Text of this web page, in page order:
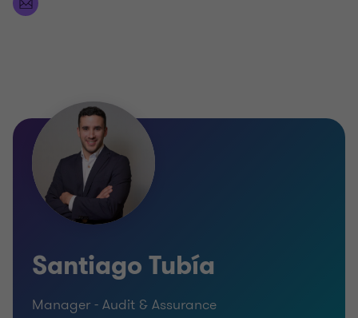
Santiago Tubía
Manager - Audit & Assurance